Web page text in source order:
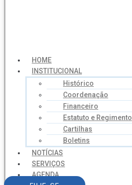
HOME
INSTITUCIONAL
Histórico
Coordenação
Financeiro
Estatuto e Regimento
Cartilhas
Boletins
NOTÍCIAS
SERVIÇOS
AGENDA